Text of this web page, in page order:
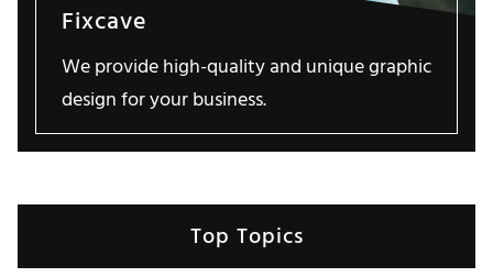
Fixcave
We provide high-quality and unique graphic
design for your business.
Top Topics